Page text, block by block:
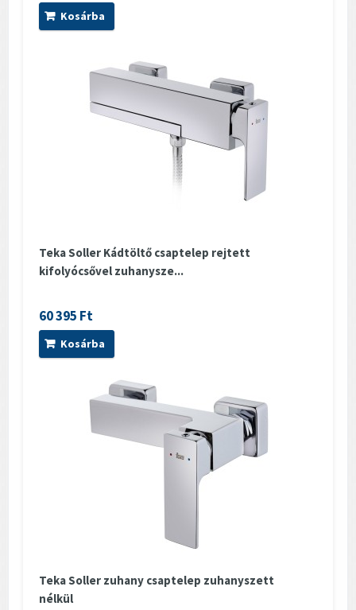
Kosárba
Teka Soller Kádtöltő csaptelep rejtett
kifolyócsővel zuhanysze...
60 395 Ft
Kosárba
Teka Soller zuhany csaptelep zuhanyszett
nélkül